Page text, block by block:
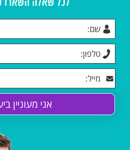
לכל שאלה השארו